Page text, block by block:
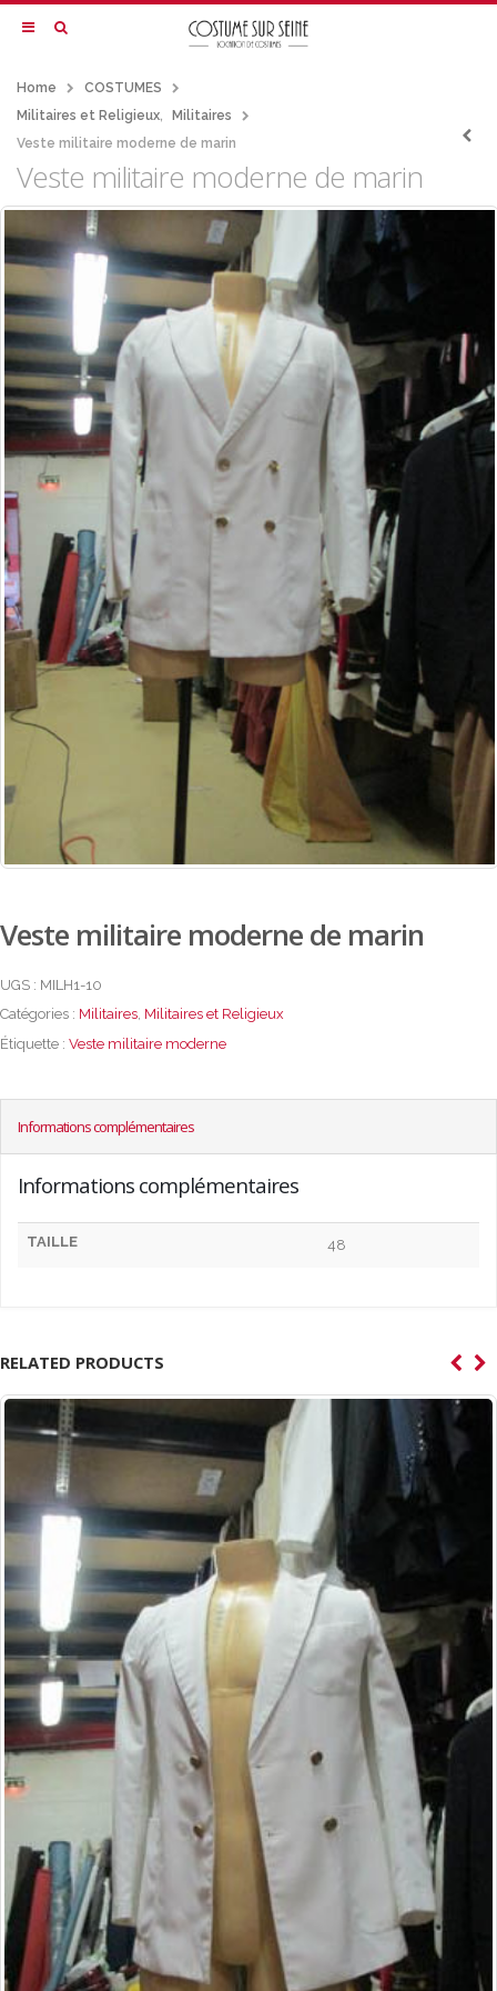
Home
COSTUMES
Militaires et Religieux,
Militaires
Veste militaire moderne de marin
Veste militaire moderne de marin
Veste militaire moderne de marin
UGS : MILH1-10
Catégories : Militaires, Militaires et Religieux
Étiquette : Veste militaire moderne
Informations complémentaires
Informations complémentaires
TAILLE 48
RELATED PRODUCTS